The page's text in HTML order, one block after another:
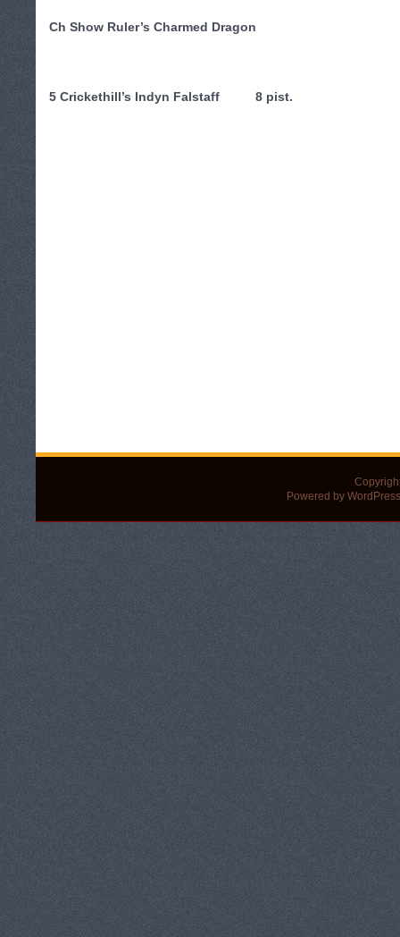
Ch Show Ruler’s Charmed Dragon
5 Crickethill’s Indyn Falstaff 8 pist.
Powered by